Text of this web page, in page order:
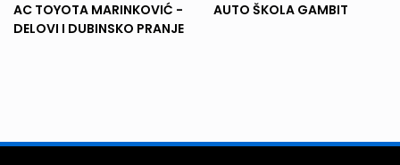
AC TOYOTA MARINKOVIĆ -
DELOVI I DUBINSKO PRANJE
AUTO ŠKOLA GAMBIT